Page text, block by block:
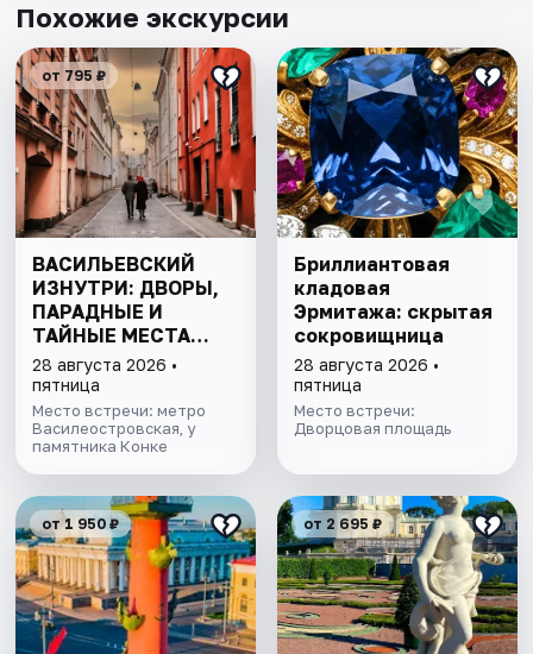
Похожие экскурсии
от 795 ₽
ВАСИЛЬЕВСКИЙ
ИЗНУТРИ: ДВОРЫ,
ПАРАДНЫЕ И
ТАЙНЫЕ МЕСТА
ОСТРОВА
28 августа 2026 •
пятница
Место встречи: метро
Василеостровская, у
памятника Конке
Бриллиантовая
кладовая
Эрмитажа: скрытая
сокровищница
28 августа 2026 •
пятница
Место встречи:
Дворцовая площадь
от 1 950 ₽ от 2 695 ₽